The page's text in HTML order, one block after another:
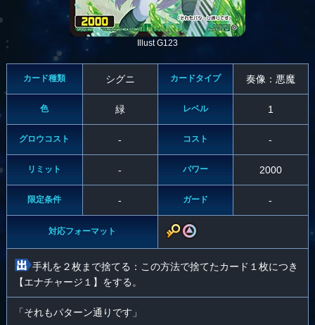
Illust G123
カード種類 シグニ カードタイプ 奏像：悪魔
色 緑 レベル 1
グロウコスト - コスト -
リミット - パワー 2000
限定条件 - ガード -
対応フォーマット
手札を２枚まで捨てる：この方法で捨てたカード１枚につき
【エナチャージ１】をする。
「それもパターン通りです」